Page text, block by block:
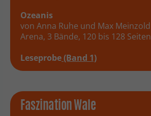
Ozeanis
von Anna Ruhe und Max Meinzold
Arena, 3 Bände, 120 bis 128 Seiten
Leseprobe(Band 1)
Faszination Wale